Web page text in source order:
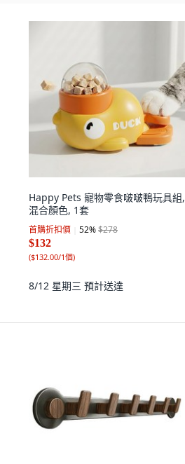
Happy Pets 寵物零食啵啵鴨玩具組,
混合顏色, 1套
首購折扣價 52%$278
$132
($132.00/1個)
8/12 星期三 預計送達